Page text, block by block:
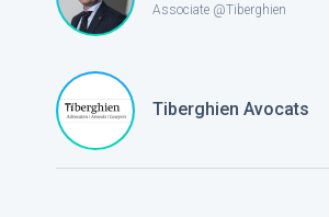
Associate @Tiberghien
Tiberghien Avocats